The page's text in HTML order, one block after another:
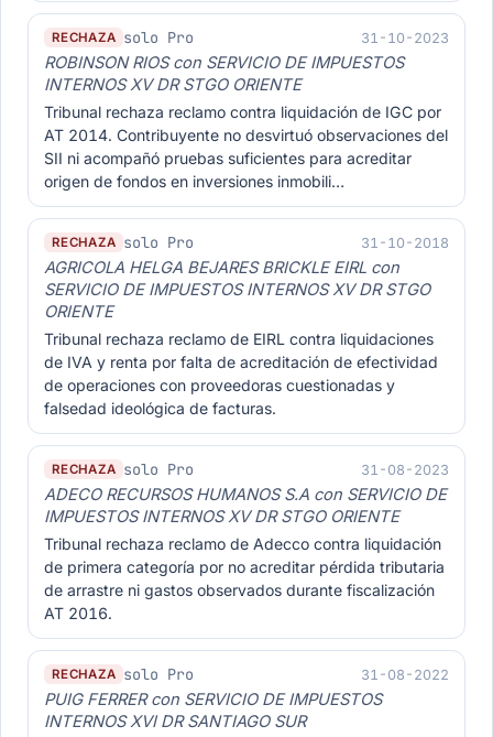
RECHAZA solo Pro 31-10-2023
ROBINSON RIOS con SERVICIO DE IMPUESTOS
INTERNOS XV DR STGO ORIENTE
Tribunal rechaza reclamo contra liquidación de IGC por
AT 2014. Contribuyente no desvirtuó observaciones del
SII ni acompañó pruebas suficientes para acreditar
origen de fondos en inversiones inmobili…
RECHAZA solo Pro 31-10-2018
AGRICOLA HELGA BEJARES BRICKLE EIRL con
SERVICIO DE IMPUESTOS INTERNOS XV DR STGO
ORIENTE
Tribunal rechaza reclamo de EIRL contra liquidaciones
de IVA y renta por falta de acreditación de efectividad
de operaciones con proveedoras cuestionadas y
falsedad ideológica de facturas.
RECHAZA solo Pro 31-08-2023
ADECO RECURSOS HUMANOS S.A con SERVICIO DE
IMPUESTOS INTERNOS XV DR STGO ORIENTE
Tribunal rechaza reclamo de Adecco contra liquidación
de primera categoría por no acreditar pérdida tributaria
de arrastre ni gastos observados durante fiscalización
AT 2016.
RECHAZA solo Pro 31-08-2022
PUIG FERRER con SERVICIO DE IMPUESTOS
INTERNOS XVI DR SANTIAGO SUR